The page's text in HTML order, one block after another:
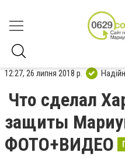
12:27, 26 липня 2018 р.
Что сделал
защиты
ФОТО+ВИДЕО